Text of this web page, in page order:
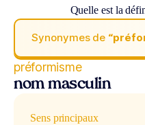
Quelle est la
Synonymes de
préformisme
nom masculin
Sens principaux